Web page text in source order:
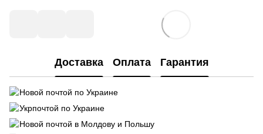
Доставка Оплата Гарантия
Новой почтой по Украине
Укрпочтой по Украине
Новой почтой в Молдову и Польшу